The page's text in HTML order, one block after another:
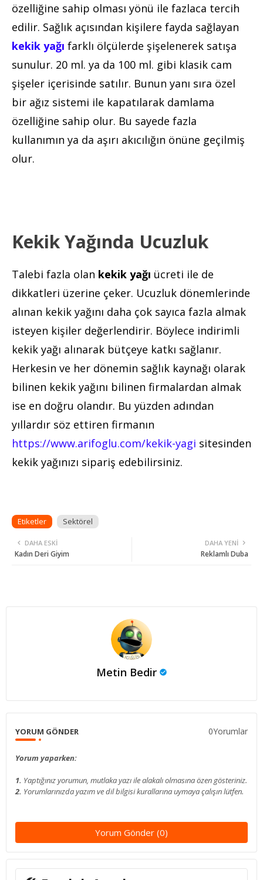
özelliğine sahip olması yönü ile fazlaca tercih
edilir. Sağlık açısından kişilere fayda sağlayan
kekik yağı farklı ölçülerde şişelenerek satışa
sunulur. 20 ml. ya da 100 ml. gibi klasik cam
şişeler içerisinde satılır. Bunun yanı sıra özel
bir ağız sistemi ile kapatılarak damlama
özelliğine sahip olur. Bu sayede fazla
kullanımın ya da aşırı akıcılığın önüne geçilmiş
olur.
Kekik Yağında Ucuzluk
Talebi fazla olan kekik yağı ücreti ile de
dikkatleri üzerine çeker. Ucuzluk dönemlerinde
alınan kekik yağını daha çok sayıca fazla almak
isteyen kişiler değerlendirir. Böylece indirimli
kekik yağı alınarak bütçeye katkı sağlanır.
Herkesin ve her dönemin sağlık kaynağı olarak
bilinen kekik yağını bilinen firmalardan almak
ise en doğru olandır. Bu yüzden adından
yıllardır söz ettiren firmanın
https://www.arifoglu.com/kekik-yagi sitesinden
kekik yağınızı sipariş edebilirsiniz.
Etiketler Sektörel
DAHA YENI
Reklamlı Duba
DAHA ESKI
Kadın Deri Giyim
Metin Bedir
YORUM GÖNDER 0Yorumlar
Yorum yaparken:
1. Yaptığınız yorumun, mutlaka yazı ile alakalı olmasına özen gösteriniz.
2. Yorumlarınızda yazım ve dil bilgisi kurallarına uymaya çalışın lütfen.
Yorum Gönder (0)